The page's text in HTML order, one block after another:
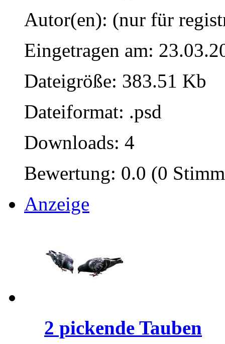
Autor(en): (nur für
Eingetragen am:
Dateigröße: 383.51 Kb
Dateiformat: .psd
Downloads: 4
Bewertung: 0.0 (0
Anzeige
2 pickende Tauben